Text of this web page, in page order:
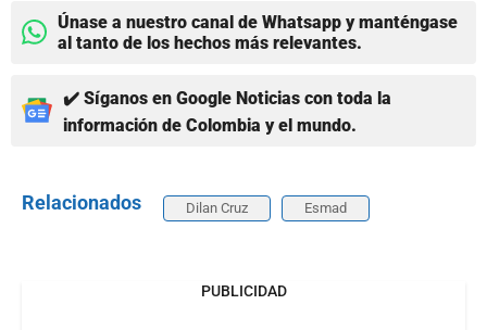
Únase a nuestro canal de Whatsapp y manténgase
al tanto de los hechos más relevantes.
✔️ Síganos en Google Noticias con toda la
información de Colombia y el mundo.
Relacionados Dilan Cruz Esmad
PUBLICIDAD